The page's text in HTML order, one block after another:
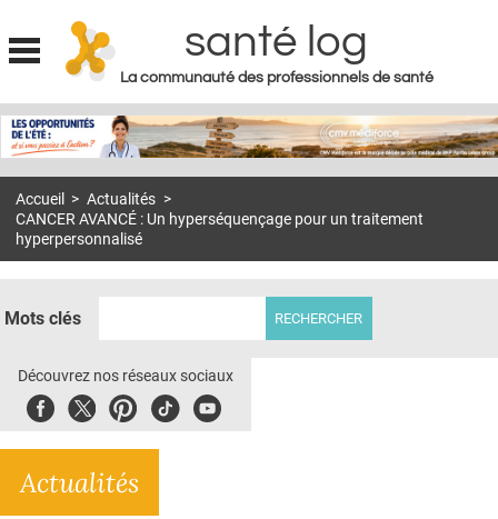
Jump to navigation
santé log
La communauté des professionnels de santé
MON COMPTE
S'ABONNER À LA REVUE SOIN À DOMICILE
ACTUS
E-REVUE SAD
THÉMA
Accueil > Actualités >
CANCER AVANCÉ : Un hyperséquençage pour un traitement
hyperpersonnalisé
Mots clés
Découvrez nos réseaux sociaux
FacebookTwitterPinterest
TiktokYoubute
Actualités